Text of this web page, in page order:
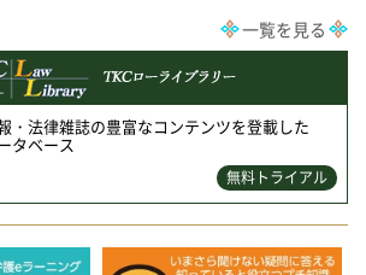
一覧を見る
・法律雑誌の豊富なコンテンツを登載した
タベース
無料トライアル